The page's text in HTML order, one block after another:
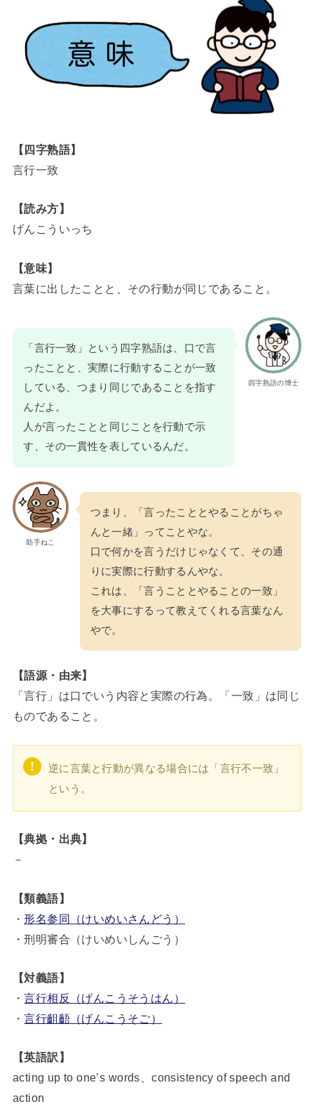
【四字熟語】
言行一致
【読み方】
げんこういっち
【意味】
言葉に出したことと、その行動が同じであること。
四字熟語の博士
「言行一致」という四字熟語は、口で言
ったことと、実際に行動することが一致
している、つまり同じであることを指す
んだよ。
人が言ったことと同じことを行動で示
す、その一貫性を表しているんだ。
助手ねこ
つまり、「言ったこととやることがちゃ
んと一緒」ってことやな。
口で何かを言うだけじゃなくて、その通
りに実際に行動するんやな。
これは、「言うこととやることの一致」
を大事にするって教えてくれる言葉なん
やで。
【語源・由来】
「言行」は口でいう内容と実際の行為。「一致」は同じ
ものであること。
逆に言葉と行動が異なる場合には「言行不一致」
という。
【典拠・出典】
－
【類義語】
・形名参同（けいめいさんどう）
・刑明審合（けいめいしんごう）
【対義語】
・言行相反（げんこうそうはん）
・言行齟齬（げんこうそご）
【英語訳】
acting up to one’s words、consistency of speech and
action